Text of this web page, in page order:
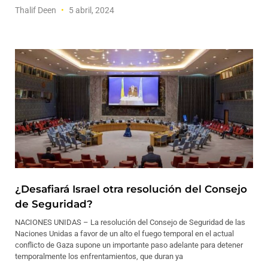
Thalif Deen 5 abril, 2024
¿Desafiará Israel otra resolución del Consejo
de Seguridad?
NACIONES UNIDAS – La resolución del Consejo de Seguridad de las
Naciones Unidas a favor de un alto el fuego temporal en el actual
conflicto de Gaza supone un importante paso adelante para detener
temporalmente los enfrentamientos, que duran ya